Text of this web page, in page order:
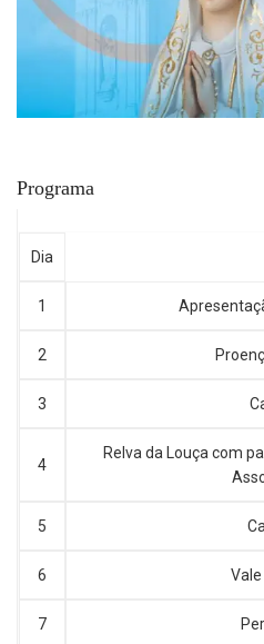
Programa
Dia
1
2
3
4
Relva da Louça com
5
6 Vale
7